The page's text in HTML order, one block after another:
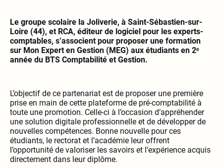
Le groupe scolaire la Joliverie, à Saint-Sébastien-sur-
Loire (44), et RCA, éditeur de logiciel pour les experts-
comptables, s’associent pour proposer une formation
sur Mon Expert en Gestion (MEG) aux étudiants en 2ᵉ
année du BTS Comptabilité et Gestion.
L’objectif de ce partenariat est de proposer une première
prise en main de cette plateforme de pré-comptabilité à
toute une promotion. Celle-ci à l’occasion d’appréhender
une solution digitale professionnelle et de développer de
nouvelles compétences. Bonne nouvelle pour ces
étudiants, le rectorat et l’académie leur offrent
l’opportunité de valoriser les savoirs et l’expérience acquis
directement dans leur diplôme.